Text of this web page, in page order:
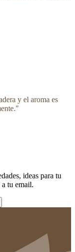
y el aroma es
"
ideas para tu
tu email.